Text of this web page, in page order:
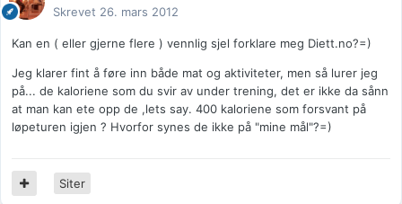
Skrevet 26. mars 2012
Kan en ( eller gjerne flere ) vennlig sjel forklare meg Diett.no?=)
Jeg klarer fint å føre inn både mat og aktiviteter, men så lurer jeg
på... de kaloriene som du svir av under trening, det er ikke da sånn
at man kan ete opp de ,lets say. 400 kaloriene som forsvant på
løpeturen igjen ? Hvorfor synes de ikke på "mine mål"?=)
Siter